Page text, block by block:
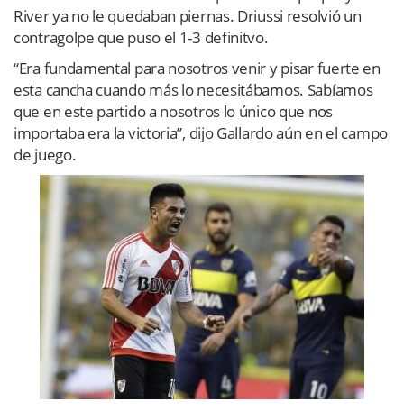
River ya no le quedaban piernas. Driussi resolvió un
contragolpe que puso el 1-3 definitvo.
“Era fundamental para nosotros venir y pisar fuerte en
esta cancha cuando más lo necesitábamos. Sabíamos
que en este partido a nosotros lo único que nos
importaba era la victoria”, dijo Gallardo aún en el campo
de juego.